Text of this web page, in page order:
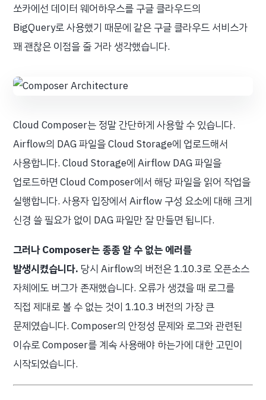
쏘카에선 데이터 웨어하우스를 구글 클라우드의
BigQuery로 사용했기 때문에 같은 구글 클라우드 서비스가
꽤 괜찮은 이점을 줄 거라 생각했습니다.
Cloud Composer는 정말 간단하게 사용할 수 있습니다.
Airflow의 DAG 파일을 Cloud Storage에 업로드해서
사용합니다. Cloud Storage에 Airflow DAG 파일을
업로드하면 Cloud Composer에서 해당 파일을 읽어 작업을
실행합니다. 사용자 입장에서 Airflow 구성 요소에 대해 크게
신경 쓸 필요가 없이 DAG 파일만 잘 만들면 됩니다.
그러나 Composer는 종종 알 수 없는 에러를
발생시켰습니다. 당시 Airflow의 버전은 1.10.3로 오픈소스
자체에도 버그가 존재했습니다. 오류가 생겼을 때 로그를
직접 제대로 볼 수 없는 것이 1.10.3 버전의 가장 큰
문제였습니다. Composer의 안정성 문제와 로그와 관련된
이슈로 Composer를 계속 사용해야 하는가에 대한 고민이
시작되었습니다.